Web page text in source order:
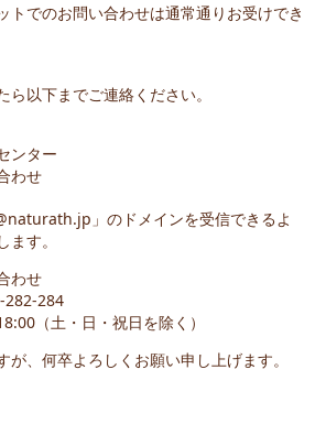
トでのお問い合わせは通常通りお受けでき
以下までご連絡ください。
ンター
わせ
」のドメインを受信できるよ
す。
わせ
282-284
（土・日・祝日を除く）
が、何卒よろしくお願い申し上げます。